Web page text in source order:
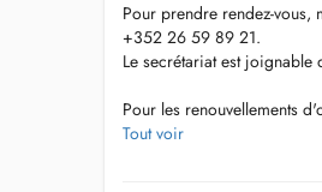
Pour prendre rendez-
+352 26 59 89 21.
Le secrétariat est
Pour les renouvellements
par l'e-mail suivant :
Tout voir